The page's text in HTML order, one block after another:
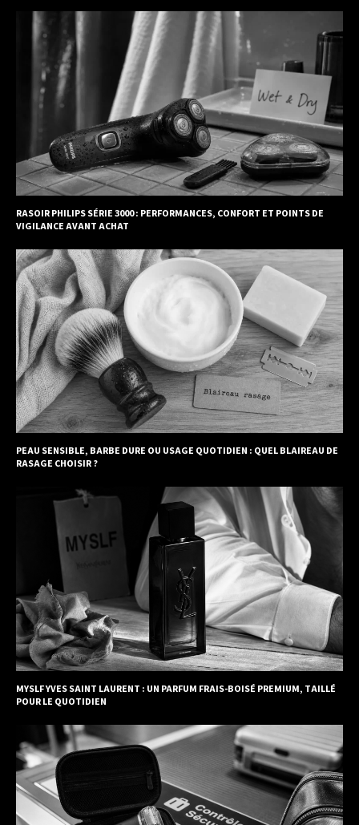
RASOIR PHILIPS SÉRIE 3000 : PERFORMANCES, CONFORT ET POINTS DE
VIGILANCE AVANT ACHAT
PEAU SENSIBLE, BARBE DURE OU USAGE QUOTIDIEN : QUEL BLAIREAU DE
RASAGE CHOISIR ?
MYSLF YVES SAINT LAURENT : UN PARFUM FRAIS-BOISÉ PREMIUM, TAILLÉ
POUR LE QUOTIDIEN